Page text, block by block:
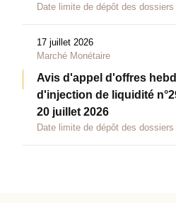
Date limite de dépôt des
17 juillet 2026
Marché Monétaire
Avis d'appel d'offres
d'injection de liquidité
20 juillet 2026
Date limite de dépôt des